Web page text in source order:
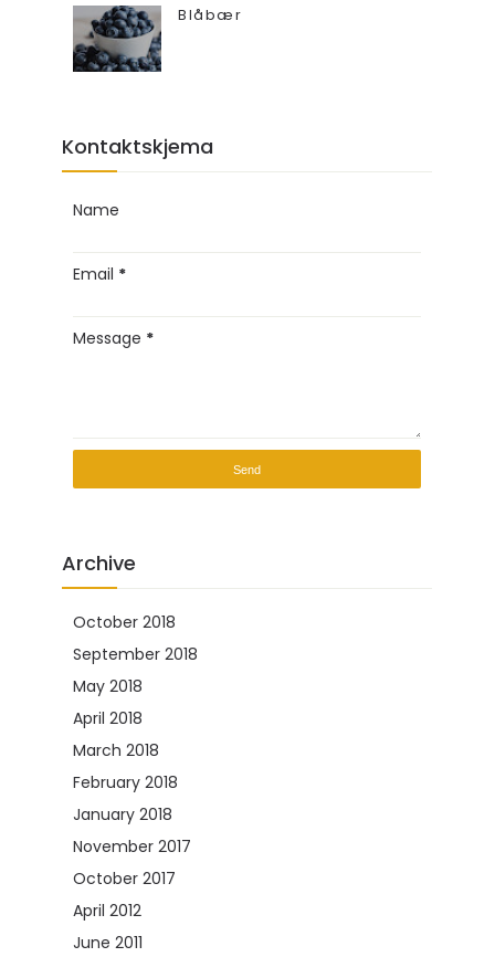
Blåbær
Kontaktskjema
Name
Email *
Message *
Archive
October 2018
September 2018
May 2018
April 2018
March 2018
February 2018
January 2018
November 2017
October 2017
April 2012
June 2011